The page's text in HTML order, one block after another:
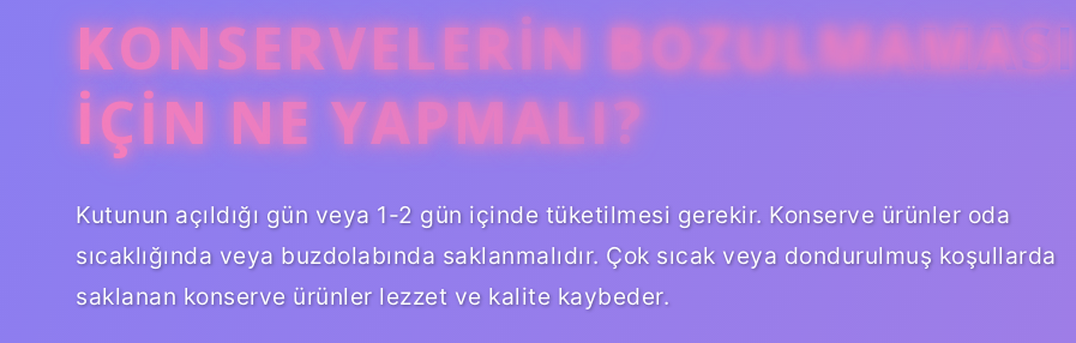
KONSERVELERIN BOZULMAMASI
IÇIN NE YAPMALI?
Kutunun açıldığı gün veya 1-2 gün içinde tüketilmesi gerekir. Konserve ürünler oda
sıcaklığında veya buzdolabında saklanmalıdır. Çok sıcak veya dondurulmuş koşullarda
saklanan konserve ürünler lezzet ve kalite kaybeder.